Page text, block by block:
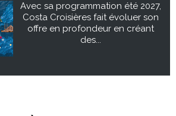
Avec sa programmation été 2027,
Costa Croisières fait évoluer son
offre en profondeur en créant
des...